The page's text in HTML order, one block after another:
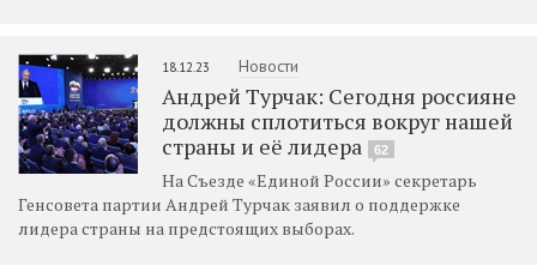
18.12.23 Новости
Андрей Турчак: Сегодня россияне
должны сплотиться вокруг нашей
страны и её лидера
62
На Съезде «Единой России» секретарь
Генсовета партии Андрей Турчак заявил о поддержке
лидера страны на предстоящих выборах.